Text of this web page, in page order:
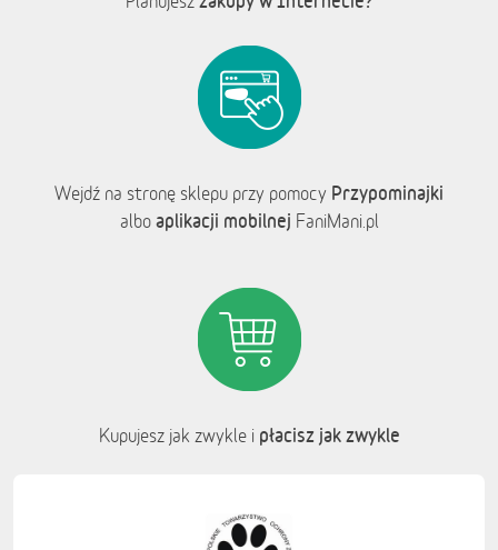
Wejdź na stronę sklepu przy pomocy Przypominajki
albo aplikacji mobilnej FaniMani.pl
Kupujesz jak zwykle i płacisz jak zwykle